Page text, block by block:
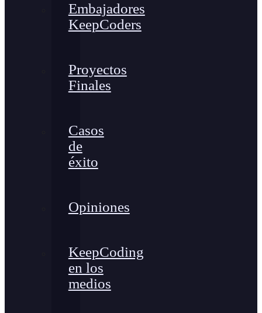
Embajadores
KeepCoders
Proyectos
Finales
Casos
de
éxito
Opiniones
KeepCoding
en los
medios